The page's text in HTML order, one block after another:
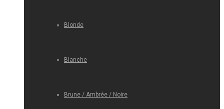
Blonde
Blanche
Brune / Ambrée / Noire